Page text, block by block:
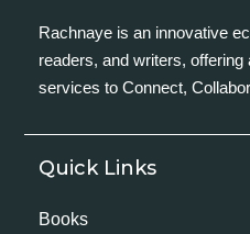
Rachnaye is an innovative
readers, and writers,
services to Connect,
Quick Links
Books